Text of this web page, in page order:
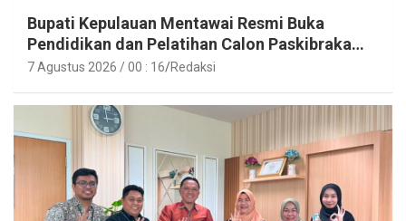
Bupati Kepulauan Mentawai Resmi Buka
Pendidikan dan Pelatihan Calon Paskibraka
Tahun 2026
7 Agustus 2026 / 00 : 16 Redaksi